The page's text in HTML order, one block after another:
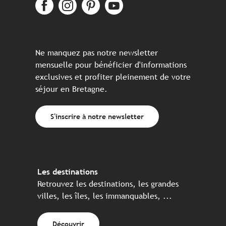
Ne manquez pas notre newsletter
mensuelle pour bénéficier d'informations
exclusives et profiter pleinement de votre
séjour en Bretagne.
S'inscrire à notre newsletter
Les destinations
Retrouvez les destinations, les grandes
villes, les îles, les immanquables, ...
Découvrir